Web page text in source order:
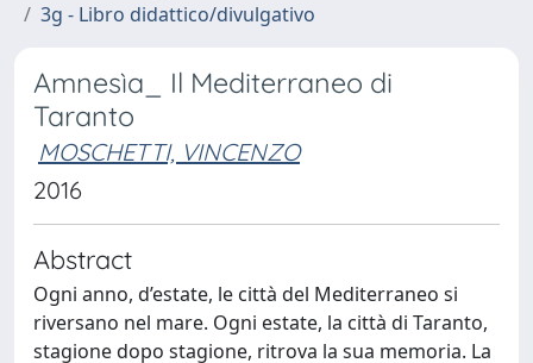
3g - Libro didattico/divulgativo
Amnesìa_ Il Mediterraneo di
Taranto
MOSCHETTI, VINCENZO
2016
Abstract
Ogni anno, d’estate, le città del Mediterraneo si
riversano nel mare. Ogni estate, la città di Taranto,
stagione dopo stagione, ritrova la sua memoria. La